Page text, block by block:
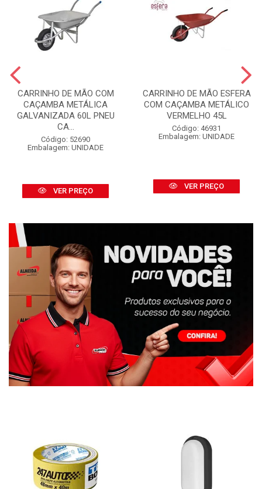
CARRINHO DE MÃO COM
CAÇAMBA METÁLICA
GALVANIZADA 60L PNEU
CA...
Código: 52690
Embalagem: UNIDADE
VER PREÇO
CARRINHO DE MÃO ESFERA
COM CAÇAMBA METÁLICO
VERMELHO 45L
Código: 46931
Embalagem: UNIDADE
VER PREÇO